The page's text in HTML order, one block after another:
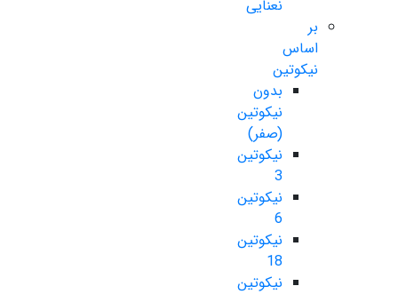
نعنایی
بر
اساس
نیکوتین
بدون
نیکوتین
(صفر)
نیکوتین
3
نیکوتین
6
نیکوتین
18
نیکوتین